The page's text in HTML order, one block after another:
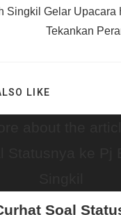
Singkil Gelar Upacara
Tekankan
LIKE
Soal